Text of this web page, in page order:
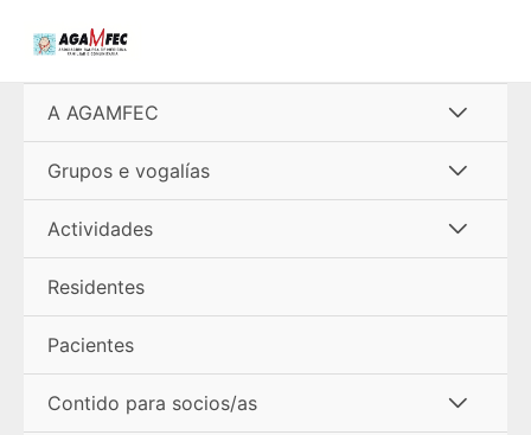
A AGAMFEC
menú
Grupos e vogalías
menú
Actividades
Residentes
Pacientes
Contido para socios/as